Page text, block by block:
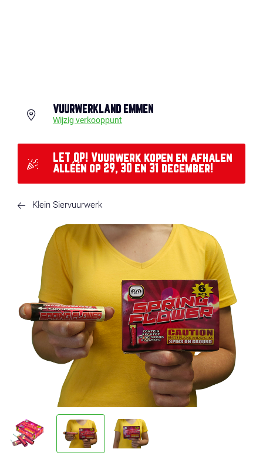
VUURWERKLAND EMMEN
Wijzig verkooppunt
LET OP! Vuurwerk kopen en afhalen
alléén op 29, 30 en 31 december!
Klein Siervuurwerk